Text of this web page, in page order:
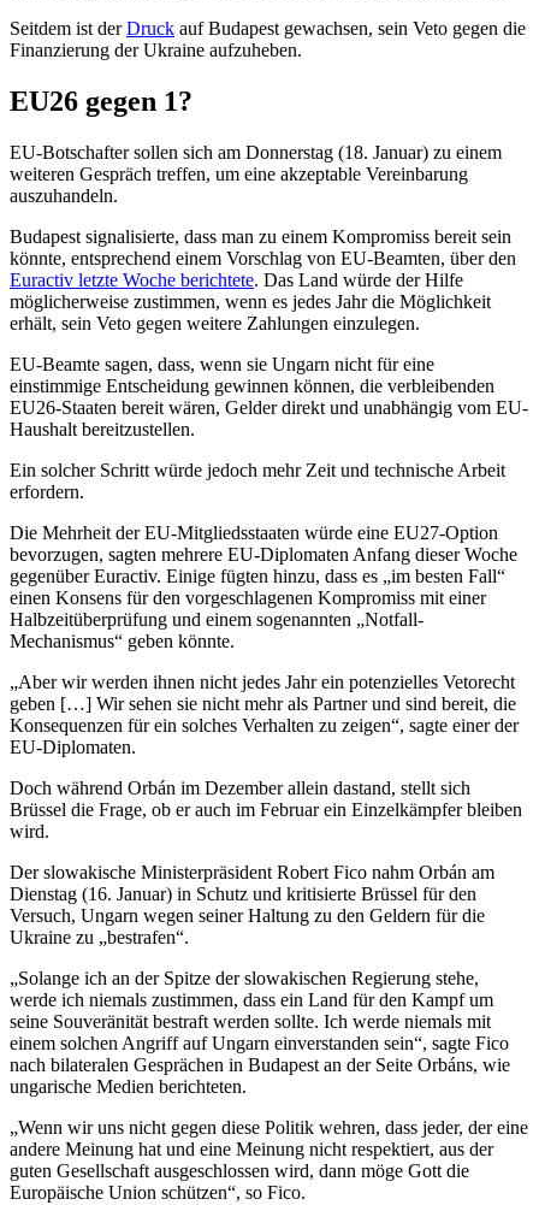
Seitdem ist derDruck auf Budapest gewachsen, sein Veto gegen die
Finanzierung der Ukraine aufzuheben.
EU26 gegen 1?
EU-Botschafter sollen sich am Donnerstag (18. Januar) zu einem
weiteren Gespräch treffen, um eine akzeptable Vereinbarung
auszuhandeln.
Budapest signalisierte, dass man zu einem Kompromiss bereit sein
könnte, entsprechend einem Vorschlag von EU-Beamten, über den
Euractiv letzte Woche berichtete. Das Land würde der Hilfe
möglicherweise zustimmen, wenn es jedes Jahr die Möglichkeit
erhält, sein Veto gegen weitere Zahlungen einzulegen.
EU-Beamte sagen, dass, wenn sie Ungarn nicht für eine
einstimmige Entscheidung gewinnen können, die verbleibenden
EU26-Staaten bereit wären, Gelder direkt und unabhängig vom EU-
Haushalt bereitzustellen.
Ein solcher Schritt würde jedoch mehr Zeit und technische Arbeit
erfordern.
Die Mehrheit der EU-Mitgliedsstaaten würde eine EU27-Option
bevorzugen, sagten mehrere EU-Diplomaten Anfang dieser Woche
gegenüber Euractiv. Einige fügten hinzu, dass es „im besten Fall“
einen Konsens für den vorgeschlagenen Kompromiss mit einer
Halbzeitüberprüfung und einem sogenannten „Notfall-
Mechanismus“ geben könnte.
„Aber wir werden ihnen nicht jedes Jahr ein potenzielles Vetorecht
geben […] Wir sehen sie nicht mehr als Partner und sind bereit, die
Konsequenzen für ein solches Verhalten zu zeigen“, sagte einer der
EU-Diplomaten.
Doch während Orbán im Dezember allein dastand, stellt sich
Brüssel die Frage, ob er auch im Februar ein Einzelkämpfer bleiben
wird.
Der slowakische Ministerpräsident Robert Fico nahm Orbán am
Dienstag (16. Januar) in Schutz und kritisierte Brüssel für den
Versuch, Ungarn wegen seiner Haltung zu den Geldern für die
Ukraine zu „bestrafen“.
„Solange ich an der Spitze der slowakischen Regierung stehe,
werde ich niemals zustimmen, dass ein Land für den Kampf um
seine Souveränität bestraft werden sollte. Ich werde niemals mit
einem solchen Angriff auf Ungarn einverstanden sein“, sagte Fico
nach bilateralen Gesprächen in Budapest an der Seite Orbáns, wie
ungarische Medien berichteten.
„Wenn wir uns nicht gegen diese Politik wehren, dass jeder, der eine
andere Meinung hat und eine Meinung nicht respektiert, aus der
guten Gesellschaft ausgeschlossen wird, dann möge Gott die
Europäische Union schützen“, so Fico.